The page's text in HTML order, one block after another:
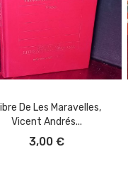
De Les Maravelles,
Vicent Andrés...
3,00 €